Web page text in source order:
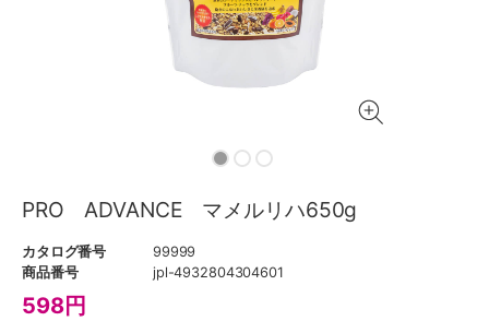
PRO ADVANCE マメルリハ650g
カタログ番号
99999
商品番号
jpl-4932804304601
598円